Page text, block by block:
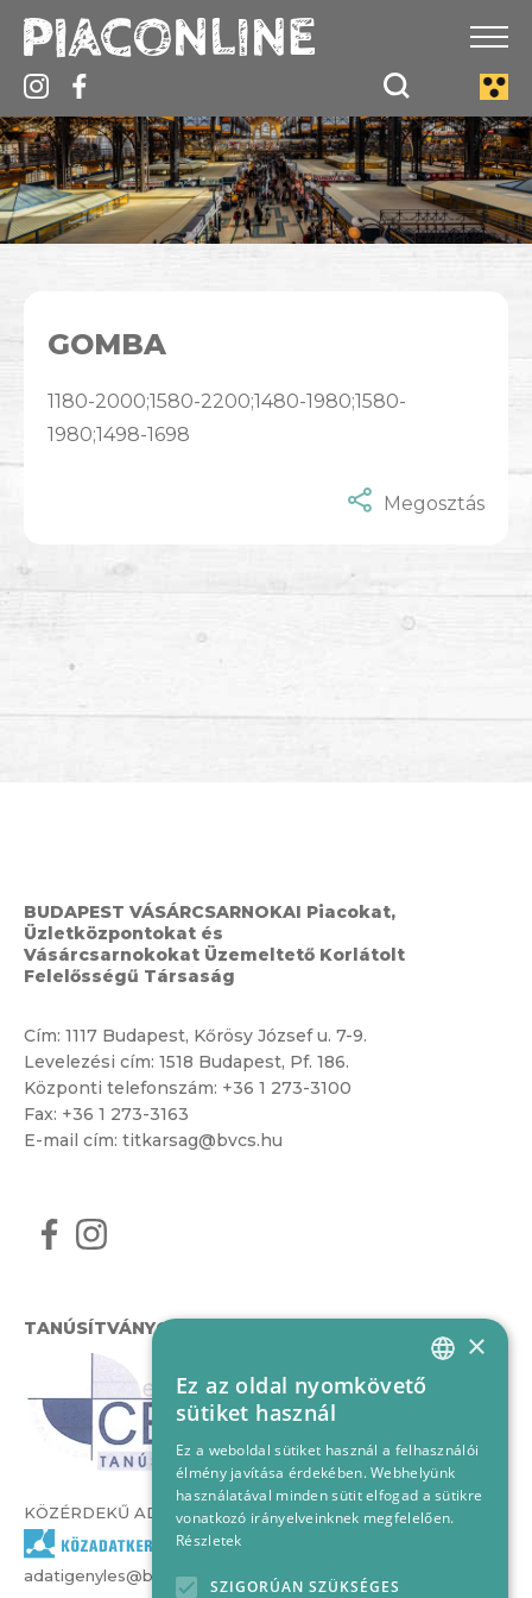
GOMBA
1180-2000;1580-2200;1480-1980;1580-
1980;1498-1698
Megosztás
BUDAPEST VÁSÁRCSARNOKAI Piacokat,
Üzletközpontokat és
Vásárcsarnokokat Üzemeltető Korlátolt
Felelősségű Társaság
Cím: 1117 Budapest, Kőrösy József u. 7-9.
Levelezési cím: 1518 Budapest, Pf. 186.
Központi telefonszám: +36 1 273-3100
Fax: +36 1 273-3163
E-mail cím: titkarsag@bvcs.hu
TANÚSÍTVÁNYOK
KÖZÉRDEKŰ ADATOK
adatigenyles@bvcs.hu
HUNGARIAN
×
Ez az oldal nyomkövető
sütiket használ
Ez a weboldal sütiket használ a felhasználói
élmény javítása érdekében. Webhelyünk
használatával minden sütit elfogad a sütikre
vonatkozó irányelveinknek megfelelően.
Részletek
SZIGORÚAN SZÜKSÉGES